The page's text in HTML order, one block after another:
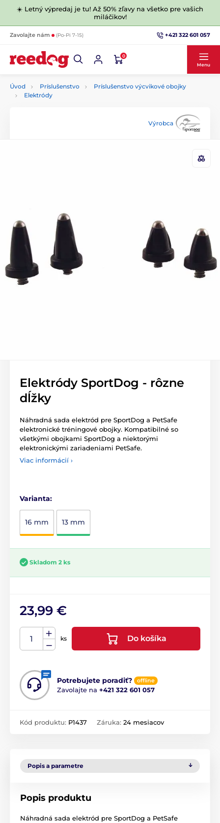
☀️ Letný výpredaj je tu! Až 50% zľavy na všetko pre vašich
miláčikov!
Zavolajte nám (Po-Pi 7-15) +421 322 601 057
0
Menu
Úvod Príslušenstvo
Príslušenstvo výcvikové obojky
Elektródy
Výrobca
Elektródy SportDog - rôzne
dĺžky
Náhradná sada elektród pre SportDog a PetSafe
elektronické tréningové obojky. Kompatibilné so
všetkými obojkami SportDog a niektorými
elektronickými zariadeniami PetSafe.
Viac informácií ›
Varianta:
16 mm 13 mm
Skladom 2 ks
23,99 €
ks Do košíka
Potrebujete poradiť? offline
Zavolajte na +421 322 601 057
Kód produktu: P1437 Záruka: 24 mesiacov
Popis a parametre
Popis produktu
Náhradná sada elektród pre SportDog a PetSafe